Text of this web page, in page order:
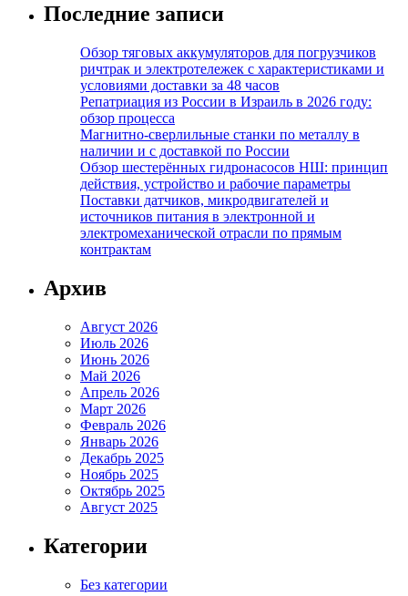
Последние записи
Обзор тяговых аккумуляторов для погрузчиков
ричтрак и электротележек с характеристиками и
условиями доставки за 48 часов
Репатриация из России в Израиль в 2026 году:
обзор процесса
Магнитно-сверлильные станки по металлу в
наличии и с доставкой по России
Обзор шестерённых гидронасосов НШ: принцип
действия, устройство и рабочие параметры
Поставки датчиков, микродвигателей и
источников питания в электронной и
электромеханической отрасли по прямым
контрактам
Архив
Август 2026
Июль 2026
Июнь 2026
Май 2026
Апрель 2026
Март 2026
Февраль 2026
Январь 2026
Декабрь 2025
Ноябрь 2025
Октябрь 2025
Август 2025
Категории
Без категории